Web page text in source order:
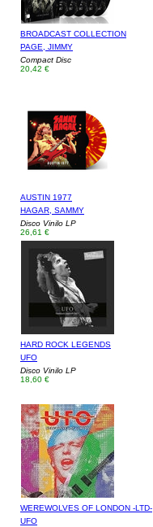
BROADCAST COLLECTION
PAGE, JIMMY
Compact Disc
20,42 €
AUSTIN 1977
HAGAR, SAMMY
Disco Vinilo LP
26,61 €
HARD ROCK LEGENDS
UFO
Disco Vinilo LP
18,60 €
WEREWOLVES OF LONDON -LTD-
UFO